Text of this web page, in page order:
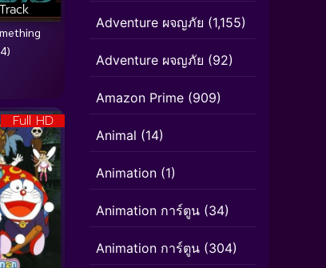
Full HD
Adventure ผจญภัย (1,155)
Adventure ผจญภัย (92)
Amazon Prime (909)
Animal (14)
Animation (1)
Animation การ์ตูน (34)
Animation การ์ตูน (304)